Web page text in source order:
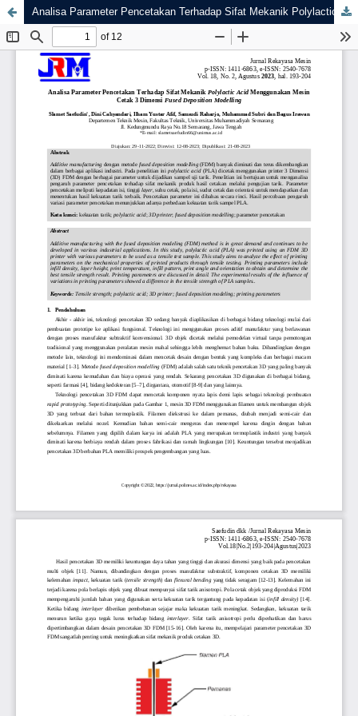
Analisa Parameter Pencetakan Terhadap Sifat Mekanik Polylactic Acid Menggunakan Mesin Cetak 3 Dimensi Fused Deposition Modelling